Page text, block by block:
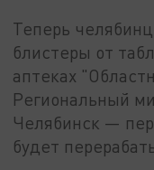
Теперь
блистеры от
аптеках
Региональный
Челябинск —
будет